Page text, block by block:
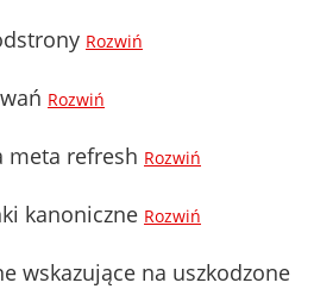
Rozwiń
Rozwiń
meta refresh Rozwiń
kanoniczne Rozwiń
wskazujące na uszkodzone